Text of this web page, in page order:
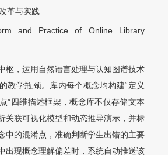
革与实践
and Practice of Online Library
枢，运用自然语言处理与认知图谱技术
教学瓶颈。库内每个概念均构建“定义
四维描述框架，概念库不仅存储文本
关联可视化模型和动态推导演示，并标
中的混淆点，准确判断学生出错的主要
出现概念理解偏差时，系统自动推送该